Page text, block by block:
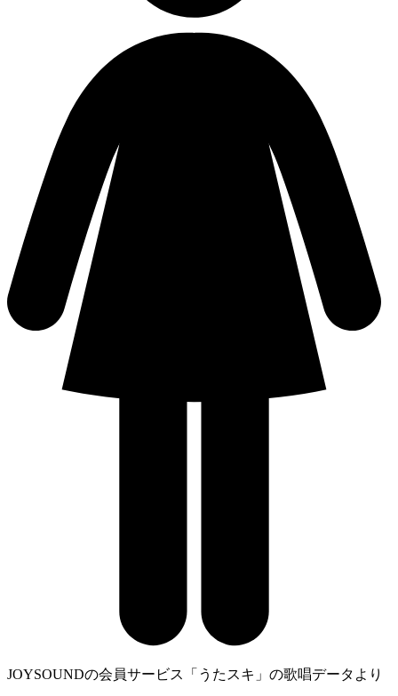
JOYSOUNDの会員サービス「うたスキ」の歌唱データより